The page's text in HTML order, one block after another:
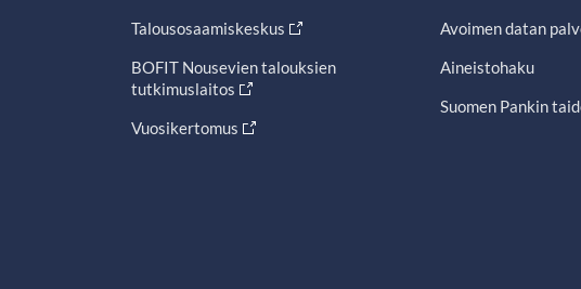
Talousosaamiskeskus
BOFIT Nousevien talouksien
tutkimuslaitos
Vuosikertomus
Avoimen datan
Aineistohaku
Suomen Pankin